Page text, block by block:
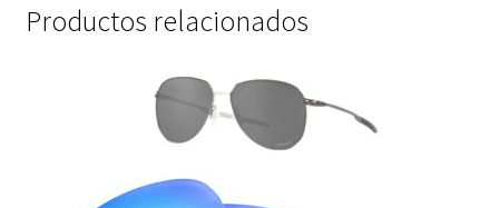
Productos relacionados